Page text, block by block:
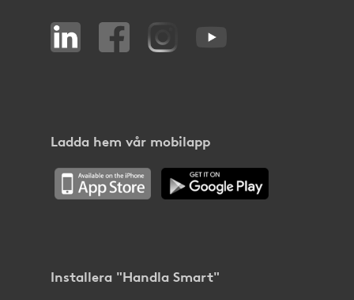
Ladda hem vår mobilapp
Installera "Handla Smart"